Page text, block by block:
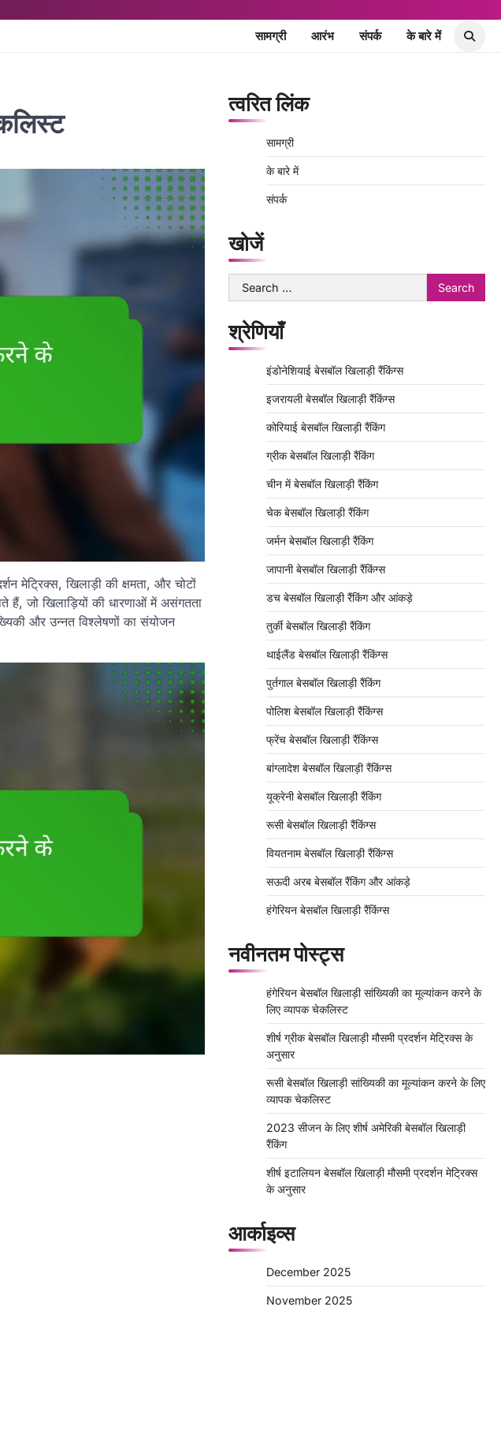
सामग्री आरंभ संपर्क के बारे में
मेट्रिक्स, खिलाड़ी की क्षमता, और चोटों
हैं, जो खिलाड़ियों की धारणाओं में असंगतता
और उन्नत विश्लेषणों का संयोजन
त्वरित लिंक
सामग्री
के बारे में
संपर्क
खोजें
Search
for:
श्रेणियाँ
इंडोनेशियाई बेसबॉल खिलाड़ी रैंकिंग्स
इजरायली बेसबॉल खिलाड़ी रैंकिंग्स
कोरियाई बेसबॉल खिलाड़ी रैंकिंग
ग्रीक बेसबॉल खिलाड़ी रैंकिंग
चीन में बेसबॉल खिलाड़ी रैंकिंग
चेक बेसबॉल खिलाड़ी रैंकिंग
जर्मन बेसबॉल खिलाड़ी रैंकिंग
जापानी बेसबॉल खिलाड़ी रैंकिंग्स
डच बेसबॉल खिलाड़ी रैंकिंग और आंकड़े
तुर्की बेसबॉल खिलाड़ी रैंकिंग
थाईलैंड बेसबॉल खिलाड़ी रैंकिंग्स
पुर्तगाल बेसबॉल खिलाड़ी रैंकिंग
पोलिश बेसबॉल खिलाड़ी रैंकिंग्स
फ्रेंच बेसबॉल खिलाड़ी रैंकिंग्स
बांग्लादेश बेसबॉल खिलाड़ी रैंकिंग्स
यूक्रेनी बेसबॉल खिलाड़ी रैंकिंग
रूसी बेसबॉल खिलाड़ी रैंकिंग्स
वियतनाम बेसबॉल खिलाड़ी रैंकिंग्स
सऊदी अरब बेसबॉल रैंकिंग और आंकड़े
हंगेरियन बेसबॉल खिलाड़ी रैंकिंग्स
नवीनतम पोस्ट्स
हंगेरियन बेसबॉल खिलाड़ी सांख्यिकी का मूल्यांकन करने के
लिए व्यापक चेकलिस्ट
शीर्ष ग्रीक बेसबॉल खिलाड़ी मौसमी प्रदर्शन मेट्रिक्स के
अनुसार
रूसी बेसबॉल खिलाड़ी सांख्यिकी का मूल्यांकन करने के लिए
व्यापक चेकलिस्ट
2023 सीजन के लिए शीर्ष अमेरिकी बेसबॉल खिलाड़ी
रैंकिंग
शीर्ष इटालियन बेसबॉल खिलाड़ी मौसमी प्रदर्शन मेट्रिक्स
के अनुसार
आर्काइव्स
December 2025
November 2025